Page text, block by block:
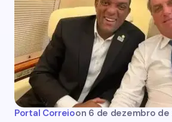
Portal Correioon 6 de dezembro de